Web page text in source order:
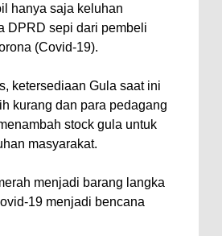
hanya saja keluhan
DPRD sepi dari pembeli
(Covid-19).
ketersediaan Gula saat ini
kurang dan para pedagang
stock gula untuk
masyarakat.
menjadi barang langka
19 menjadi bencana